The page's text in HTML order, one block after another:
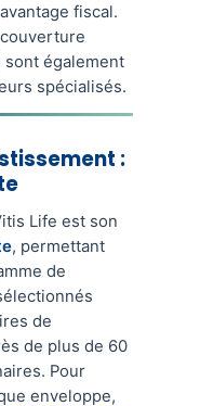
fiscal.
sont également
spécialisés.
:
Life est son
, permettant
de
de
de plus de 60
Pour
enveloppe,